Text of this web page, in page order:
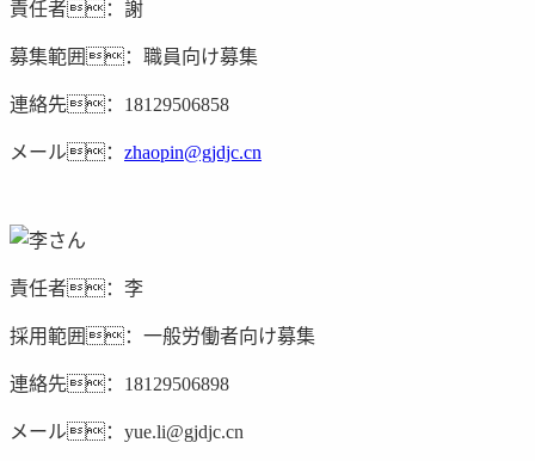
責任者：謝
募集範囲：職員向け募集
連絡先：18129506858
メール： zhaopin@gjdjc.cn
責任者：李
採用範囲：一般労働者向け募集
連絡先：18129506898
メール：yue.li@gjdjc.cn